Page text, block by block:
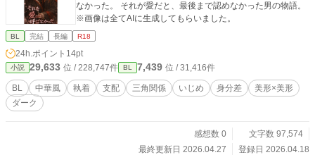
なかった。 それが愛だと、最後まで認めなかった男の物語。
※画像は全てAIに生成してもらいました。
BL 完結 長編 R18
24h.ポイント 14pt
小説 29,633 位 / 228,747件 BL 7,439 位 / 31,416件
BL 中華風 執着 支配 三角関係 いじめ 身分差
美形×美形
ダーク
感想数 0
文字数 97,574
最終更新日 2026.04.27
登録日 2026.04.18